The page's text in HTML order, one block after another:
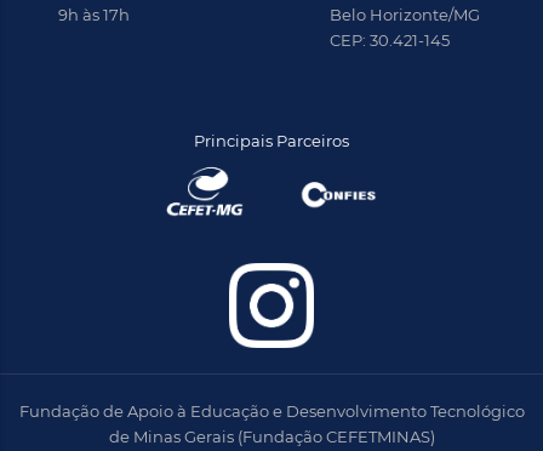
9h às 17h
Belo Horizonte/MG
CEP: 30.421-145
Principais Parceiros
Fundação de Apoio à Educação e Desenvolvimento Tecnológico
de Minas Gerais (Fundação CEFETMINAS)